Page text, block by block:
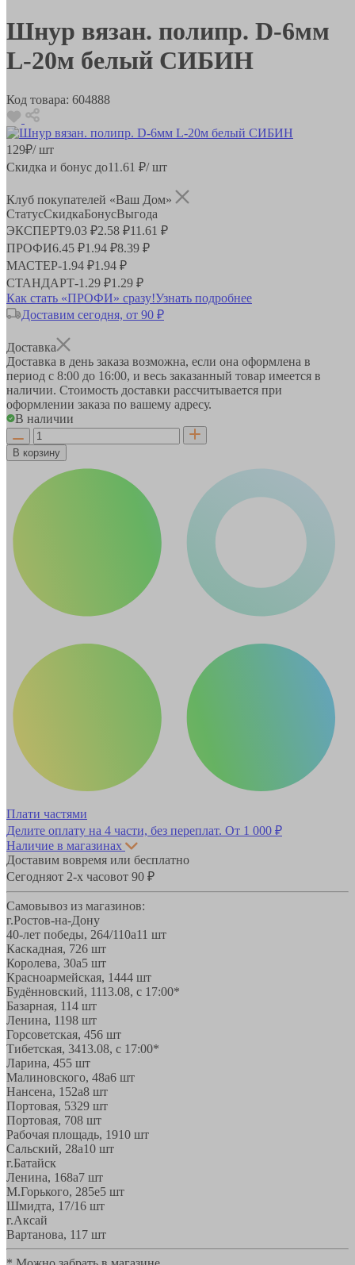
Шнур вязан. полипр. D-6мм
L-20м белый СИБИН
Код товара: 604888
129₽/ шт
Скидка и бонус до11.61 ₽/ шт
Клуб покупателей «Ваш Дом»
СтатусСкидкаБонусВыгода
ЭКСПЕРТ9.03 ₽2.58 ₽11.61 ₽
ПРОФИ6.45 ₽1.94 ₽8.39 ₽
МАСТЕР-1.94 ₽1.94 ₽
СТАНДАРТ-1.29 ₽1.29 ₽
Как стать «ПРОФИ» сразу!Узнать подробнее
Доставим сегодня, от 90 ₽
Доставка
Доставка в день заказа возможна, если она оформлена в
период с 8:00 до 16:00, и весь заказанный товар имеется в
наличии. Стоимость доставки рассчитывается при
оформлении заказа по вашему адресу.
В наличии
В корзину
Плати частями
Делите оплату на 4 части, без переплат. От 1 000 ₽
Наличие в магазинах
Доставим вовремя или бесплатно
Сегодняот 2-х часовот 90 ₽
Самовывоз из магазинов:
г.Ростов-на-Дону
40-лет победы, 264/110а11 шт
Каскадная, 726 шт
Королева, 30а5 шт
Красноармейская, 1444 шт
Будённовский, 1113.08, с 17:00*
Базарная, 114 шт
Ленина, 1198 шт
Горсоветская, 456 шт
Тибетская, 3413.08, с 17:00*
Ларина, 455 шт
Малиновского, 48а6 шт
Нансена, 152а8 шт
Портовая, 5329 шт
Портовая, 708 шт
Рабочая площадь, 1910 шт
Сальский, 28a10 шт
г.Батайск
Ленина, 168а7 шт
М.Горького, 285е5 шт
Шмидта, 17/16 шт
г.Аксай
Вартанова, 11 7 шт